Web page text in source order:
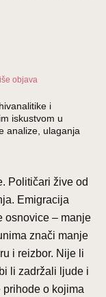
objava
i
iskustvom u
analize, ulaganja
Političari žive od
Emigracija
osnovice – manje
znači manje
i reizbor. Nije li
li zadržali ljude i
o kojima